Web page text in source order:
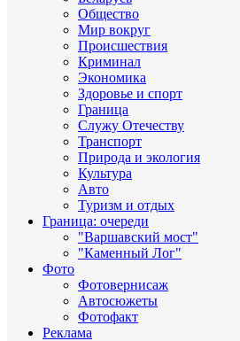
Общество
Мир вокруг
Происшествия
Криминал
Экономика
Здоровье и спорт
Граница
Служу Отечеству
Транспорт
Природа и экология
Культура
Авто
Туризм и отдых
Граница: очереди
"Варшавский мост"
"Каменный Лог"
Фото
Фотовернисаж
Автосюжеты
Фотофакт
Реклама